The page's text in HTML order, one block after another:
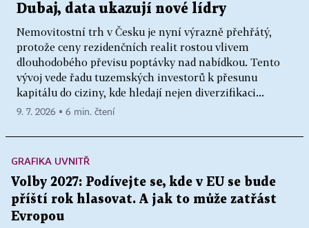
Dubaj, data ukazují nové lídry
Nemovitostní trh v Česku je nyní výrazně přehřátý,
protože ceny rezidenčních realit rostou vlivem
dlouhodobého převisu poptávky nad nabídkou. Tento
vývoj vede řadu tuzemských investorů k přesunu
kapitálu do ciziny, kde hledají nejen diverzifikaci...
9. 7. 2026 ▪ 6 min. čtení
GRAFIKA UVNITŘ
Volby 2027: Podívejte se, kde v EU se bude
příští rok hlasovat. A jak to může zatřást
Evropou